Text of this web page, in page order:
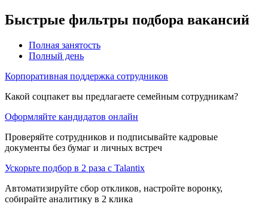
Быстрые фильтры подбора вакансий
Полная занятость
Полный день
Корпоративная поддержка сотрудников
Какой соцпакет вы предлагаете семейным сотрудникам?
Оформляйте кандидатов онлайн
Проверяйте сотрудников и подписывайте кадровые
документы без бумаг и личных встреч
Ускорьте подбор в 2 раза с Talantix
Автоматизируйте сбор откликов, настройте воронку,
собирайте аналитику в 2 клика